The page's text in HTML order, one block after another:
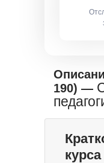
190) —
курса